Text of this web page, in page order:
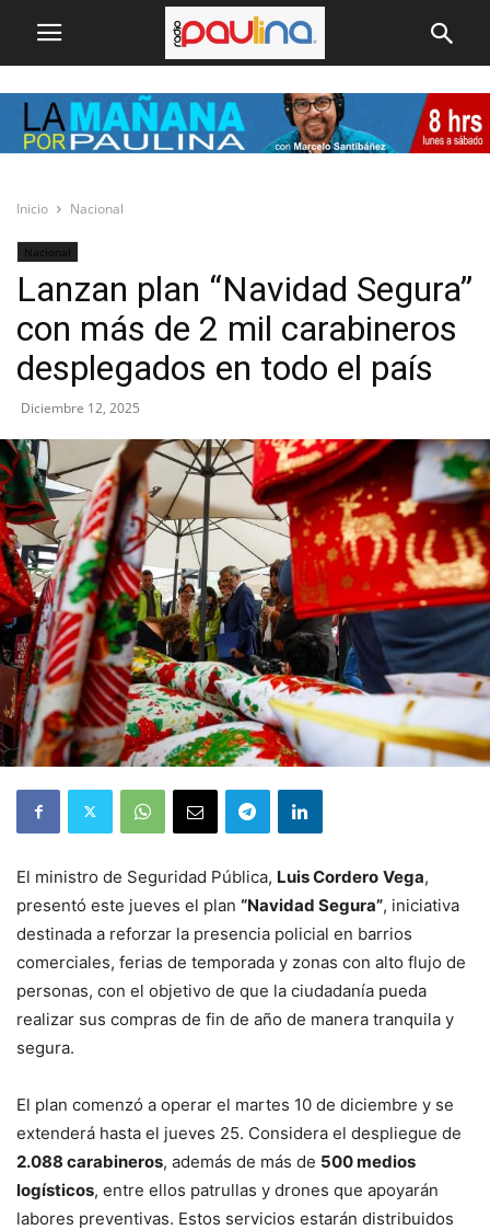
Inicio Nacional
Nacional
Lanzan plan “Navidad Segura”
con más de 2 mil carabineros
desplegados en todo el país
Diciembre 12, 2025
El ministro de Seguridad Pública, Luis Cordero Vega,
presentó este jueves el plan “Navidad Segura”, iniciativa
destinada a reforzar la presencia policial en barrios
comerciales, ferias de temporada y zonas con alto flujo de
personas, con el objetivo de que la ciudadanía pueda
realizar sus compras de fin de año de manera tranquila y
segura.
El plan comenzó a operar el martes 10 de diciembre y se
extenderá hasta el jueves 25. Considera el despliegue de
2.088 carabineros, además de más de 500 medios
logísticos, entre ellos patrullas y drones que apoyarán
labores preventivas. Estos servicios estarán distribuidos